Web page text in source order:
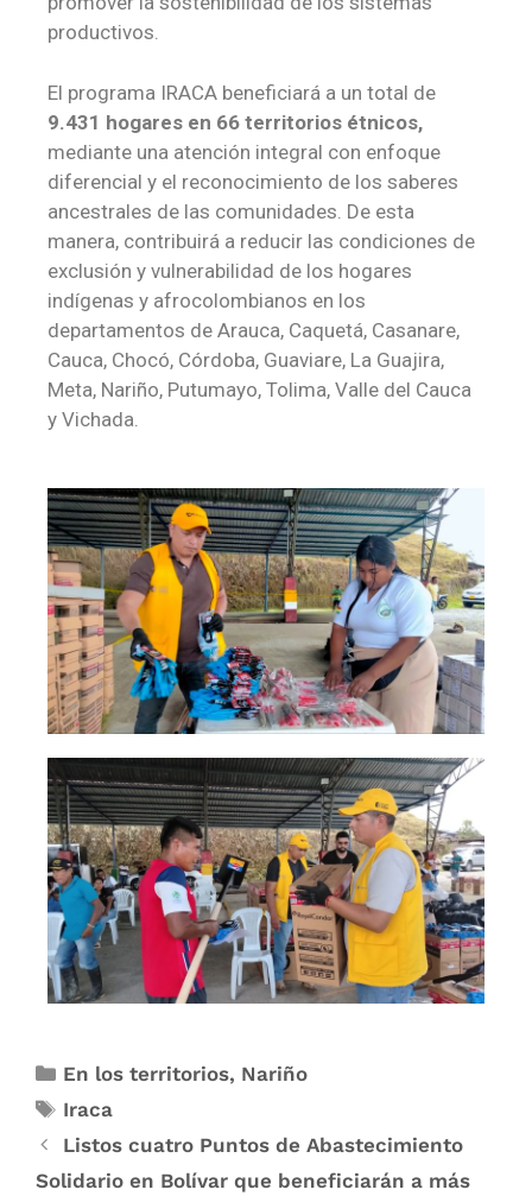
productivos.
El programa IRACA beneficiará a un total de
9.431 hogares en 66 territorios étnicos,
mediante una atención integral con enfoque
diferencial y el reconocimiento de los saberes
ancestrales de las comunidades. De esta
manera, contribuirá a reducir las condiciones de
exclusión y vulnerabilidad de los hogares
indígenas y afrocolombianos en los
departamentos de Arauca, Caquetá, Casanare,
Cauca, Chocó, Córdoba, Guaviare, La Guajira,
Meta, Nariño, Putumayo, Tolima, Valle del Cauca
y Vichada.
En los territorios, Nariño
Iraca
Listos cuatro Puntos de Abastecimiento
Solidario en Bolívar que beneficiarán a más